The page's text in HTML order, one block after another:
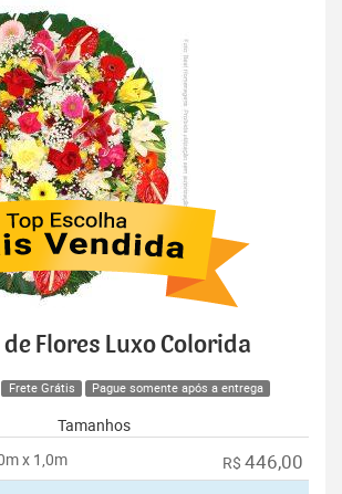
de Flores Luxo Colorida
Frete Grátis Pague somente após a entrega
Tamanhos
x 1,0m
R$ 446,00